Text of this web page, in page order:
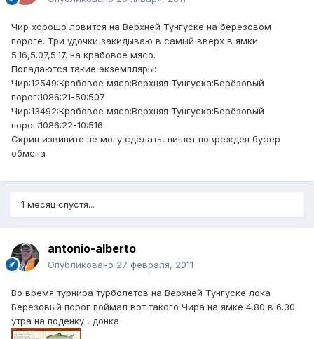
Чир хорошо ловится на Верхней Тунгуске на березовом
пороге. Три удочки закидываю в самый вверх в ямки
5.16,5.07,5.17. на крабовое мясо.
Попадаются такие экземпляры:
Чир:12549:Крабовое мясо:Верхняя Тунгуска:Берёзовый
порог:1086:21-50:507
Чир:13492:Крабовое мясо:Верхняя Тунгуска:Берёзовый
порог:1086:22-10:516
Скрин извините не могу сделать, пишет поврежден буфер
обмена
1 месяц спустя...
antonio-alberto
Опубликовано 27 февраля, 2011
Во время турнира турболетов на Верхней Тунгуске лока
Березовый порог поймал вот такого Чира на ямке 4.80 в 6.30
утра на поденку , донка